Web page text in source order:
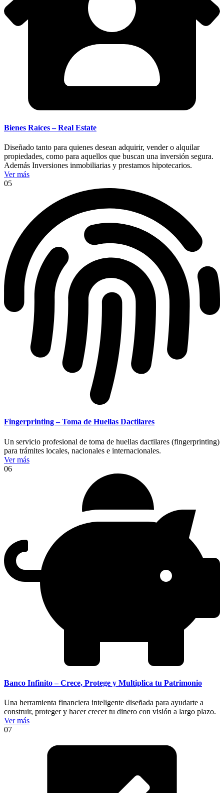
Bienes Raíces – Real Estate
Diseñado tanto para quienes desean adquirir, vender o alquilar
propiedades, como para aquellos que buscan una inversión segura.
Además Inversiones inmobiliarias y prestamos hipotecarios.
Ver más
05
Fingerprinting – Toma de Huellas Dactilares
Un servicio profesional de toma de huellas dactilares (fingerprinting)
para trámites locales, nacionales e internacionales.
Ver más
06
Banco Infinito – Crece, Protege y Multiplica tu Patrimonio
Una herramienta financiera inteligente diseñada para ayudarte a
construir, proteger y hacer crecer tu dinero con visión a largo plazo.
Ver más
07